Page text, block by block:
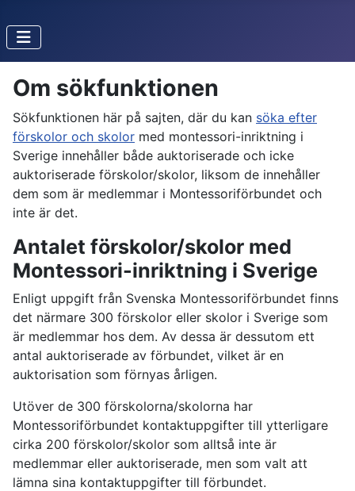
Om sökfunktionen
Sökfunktionen här på sajten, där du kan söka efter
förskolor och skolor med montessori-inriktning i
Sverige innehåller både auktoriserade och icke
auktoriserade förskolor/skolor, liksom de innehåller
dem som är medlemmar i Montessoriförbundet och
inte är det.
Antalet förskolor/skolor med
Montessori-inriktning i Sverige
Enligt uppgift från Svenska Montessoriförbundet finns
det närmare 300 förskolor eller skolor i Sverige som
är medlemmar hos dem. Av dessa är dessutom ett
antal auktoriserade av förbundet, vilket är en
auktorisation som förnyas årligen.
Utöver de 300 förskolorna/skolorna har
Montessoriförbundet kontaktuppgifter till ytterligare
cirka 200 förskolor/skolor som alltså inte är
medlemmar eller auktoriserade, men som valt att
lämna sina kontaktuppgifter till förbundet.